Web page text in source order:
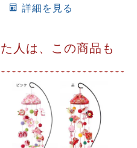
詳細を見る
人は、この商品も